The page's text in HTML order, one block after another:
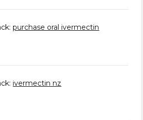
purchase oral ivermectin
ivermectin nz